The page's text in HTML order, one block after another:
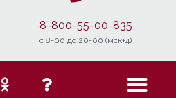
8-800-55-00-835
c 8-00 до 20-00 (мск+4)